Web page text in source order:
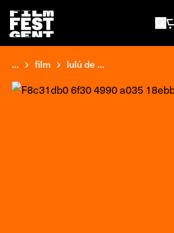
... film lulú de ...